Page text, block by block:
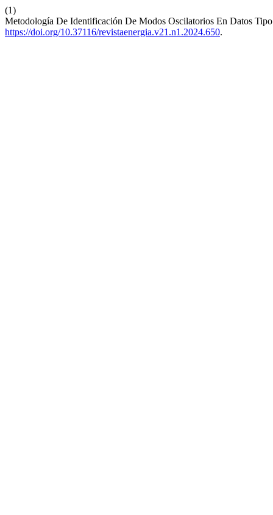
(1)
Metodología De Identificación De Modos Oscilatorios En Datos
https://doi.org/10.37116/revistaenergia.v21.n1.2024.650.